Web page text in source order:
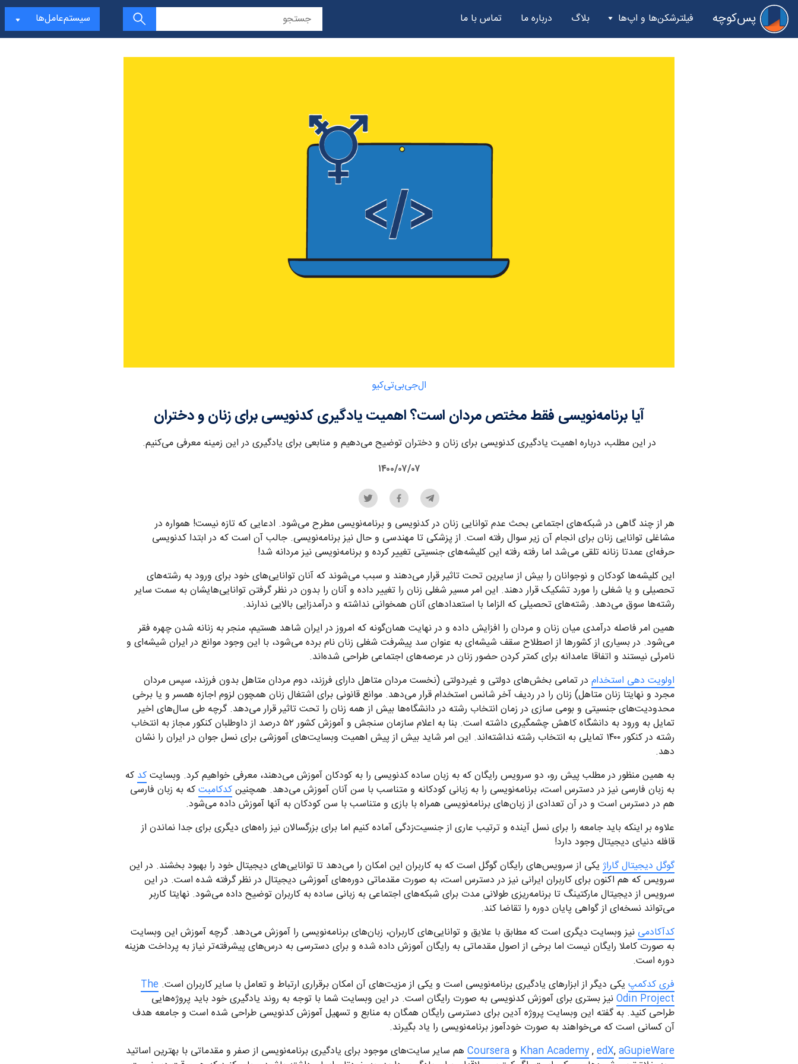
پس‌کوچه فیلترشکن‌ها و اپ‌ها بلاگ درباره ما تماس با ما سیستم‌عامل‌ها
ال‌جی‌بی‌تی‌کیو‌
آیا برنامه‌نویسی فقط مختص مردان است؟ اهمیت یادگیری کدنویسی برای زنان و دختران
در این مطلب، درباره اهمیت یادگیری کدنویسی برای زنان و دختران توضیح می‌دهیم و منابعی برای یادگیری در این زمینه معرفی می‌کنیم.
۱۴۰۰/۰۷/۰۷
هر از چند گاهی در شبکه‌های اجتماعی بحث عدم توانایی زنان در کدنویسی و برنامه‌نویسی مطرح می‌شود. ادعایی که تازه نیست! همواره در
مشاغلی توانایی زنان برای انجام آن زیر سوال رفته است. از پزشکی تا مهندسی و حال نیز برنامه‌نویسی. جالب آن است که در ابتدا کدنویسی
حرفه‌ای عمدتا زنانه تلقی می‌شد اما رفته رفته این کلیشه‌های جنسیتی تغییر کرده و برنامه‌نویسی نیز مردانه شد!
این کلیشه‌ها کودکان و نوجوانان را بیش از سایرین تحت تاثیر قرار می‌دهند و سبب می‌شوند که آنان توانایی‌های خود برای ورود به رشته‌های
تحصیلی و یا شغلی را مورد تشکیک قرار دهند. این امر مسیر شغلی زنان را تغییر داده و آنان را بدون در نظر گرفتن توانایی‌هایشان به سمت سایر
رشته‌ها سوق می‌دهد. رشته‌های تحصیلی که الزاما با استعدادهای آنان همخوانی نداشته و درآمدزایی بالایی ندارند.
همین امر فاصله درآمدی میان زنان و مردان را افزایش داده و در نهایت همان‌گونه که امروز در ایران شاهد هستیم، منجر به زنانه شدن چهره فقر
می‌شود. در بسیاری از کشورها از اصطلاح سقف شیشه‌ای به عنوان سد پیشرفت شغلی زنان نام برده می‌شود، با این وجود موانع در ایران شیشه‌ای و
نامرئی نیستند و اتفاقا عامدانه برای کمتر کردن حضور زنان در عرصه‌های اجتماعی طراحی شده‌اند.
اولویت دهی استخدام در تمامی بخش‌های دولتی و غیردولتی (نخست مردان متاهل دارای فرزند، دوم مردان متاهل بدون فرزند، سپس مردان
مجرد و نهایتا زنان متاهل) زنان را در ردیف آخر شانس استخدام قرار می‌دهد. موانع قانونی برای اشتغال زنان همچون لزوم اجازه همسر و یا برخی
محدودیت‌های جنسیتی و بومی سازی در زمان انتخاب رشته در دانشگاه‌ها بیش از همه زنان را تحت تاثیر قرار می‌دهد. گرچه طی سال‌های اخیر
تمایل به ورود به دانشگاه کاهش چشمگیری داشته است. بنا به اعلام سازمان سنجش و آموزش کشور ۵۲ درصد از داوطلبان کنکور مجاز به انتخاب
رشته در کنکور ۱۴۰۰ تمایلی به انتخاب رشته نداشته‌اند. این امر شاید بیش از پیش اهمیت وبسایت‌های آموزشی برای نسل جوان در ایران را نشان
دهد.
به همین منظور در مطلب پیش رو، دو سرویس رایگان که به زبان ساده کدنویسی را به کودکان آموزش می‌دهند، معرفی خواهیم کرد. وبسایتکد که
به زبان فارسی نیز در دسترس است، برنامه‌نویسی را به زبانی کودکانه و متناسب با سن آنان آموزش می‌دهد. همچنینکدکامبتکه به زبان فارسی
هم در دسترس است و در آن تعدادی از زبان‌های برنامه‌نویسی همراه با بازی و متناسب با سن کودکان به آنها آموزش داده می‌شود.
علاوه بر اینکه باید جامعه را برای نسل آینده و ترتیب عاری از جنسیت‌زدگی آماده کنیم اما برای بزرگسالان نیز راه‌های دیگری برای جدا نماندن از
قافله دنیای دیجیتال وجود دارد!
گوگل دیجیتال گاراژ یکی از سرویس‌های رایگان گوگل است که به کاربران این امکان را می‌دهد تا توانایی‌های دیجیتال خود را بهبود بخشند. در این
سرویس که هم اکنون برای کاربران ایرانی نیز در دسترس است، به صورت مقدماتی دوره‌های آموزشی دیجیتال در نظر گرفته شده است. در این
سرویس از دیجیتال مارکتینگ تا برنامه‌ریزی طولانی مدت برای شبکه‌های اجتماعی به زبانی ساده به کاربران توضیح داده می‌شود. نهایتا کاربر
می‌تواند نسخه‌ای از گواهی پایان دوره را تقاضا کند.
کدآکادمی نیز وبسایت دیگری است که مطابق با علایق و توانایی‌های کاربران، زبان‌های برنامه‌نویسی را آموزش می‌دهد. گرچه آموزش این وبسایت
به صورت کاملا رایگان نیست اما برخی از اصول مقدماتی به رایگان آموزش داده شده و برای دسترسی به درس‌های پیشرفته‌تر نیاز به پرداخت هزینه
دوره است.
فری کدکمپ یکی دیگر از ابزارهای یادگیری برنامه‌نویسی است و یکی از مزیت‌های آن امکان برقراری ارتباط و تعامل با سایر کاربران است. The
Odin Projectنیز بستری برای آموزش کدنویسی به صورت رایگان است. در این وبسایت شما با توجه به روند یادگیری خود باید پروژه‌هایی
طراحی کنید. به گفته این وبسایت پروژه آدین برای دسترسی رایگان همگان به منابع و تسهیل آموزش کدنویسی طراحی شده است و جامعه هدف
آن کسانی است که می‌خواهند به صورت خودآموز برنامه‌نویسی را یاد بگیرند.
Khan Academy,edX,aGupieWare وCoursera هم سایر سایت‌های موجود برای یادگیری برنامه‌نویسی از صفر و مقدماتی با بهترین اساتید